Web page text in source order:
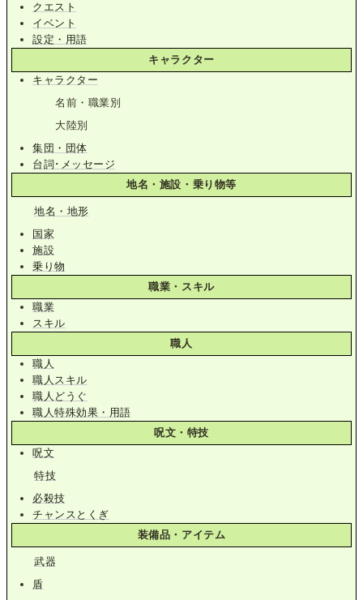
クエスト
イベント
設定・用語
キャラクター
キャラクター
名前・職業別
大陸別
集団・団体
台詞･メッセージ
地名・施設・乗り物等
地名・地形
国家
施設
乗り物
職業・スキル
職業
スキル
職人
職人
職人スキル
職人どうぐ
職人特殊効果・用語
呪文・特技
呪文
特技
必殺技
チャンスとくぎ
装備品・アイテム
武器
盾